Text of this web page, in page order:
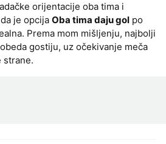
orijentacije oba tima i
je opcija Oba tima daju gol po
Prema mom mišljenju, najbolji
gostiju, uz očekivanje meča
strane.